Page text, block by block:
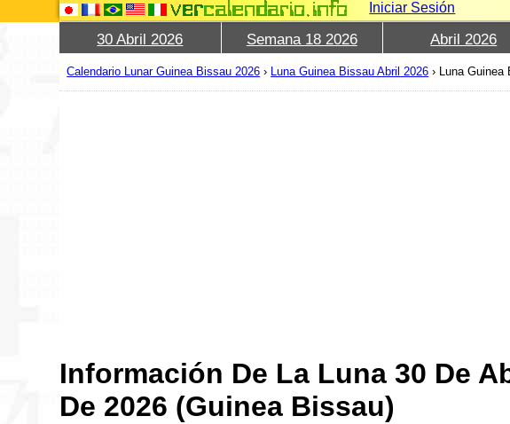
Iniciar Sesión
30 Abril 2026 Semana 18 2026 Abril 2026
Calendario Lunar Guinea Bissau 2026 › Luna Guinea Bissau Abril 2026 › Luna Guinea
Información De La Luna 30 De
De 2026 (Guinea Bissau)